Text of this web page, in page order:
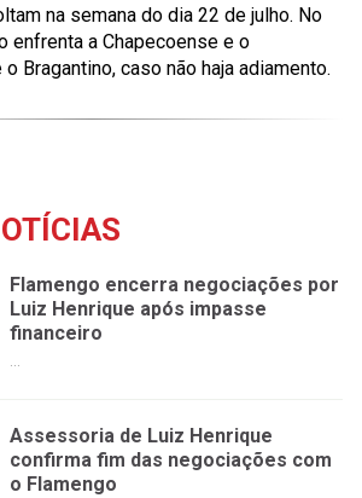
na semana do dia 22 de julho. No
enfrenta a Chapecoense e o
Bragantino, caso não haja adiamento.
Flamengo encerra negociações por
Luiz Henrique após impasse
financeiro
...
Assessoria de Luiz Henrique
confirma fim das negociações com
o Flamengo